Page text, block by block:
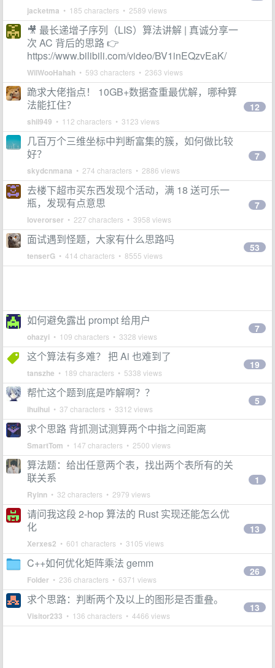
jacketma • 185 characters • 2589 views
🎥 最长递增子序列（LIS）算法讲解 | 真诚分享一
次 AC 背后的思路 👉
https://www.bilibili.com/video/BV1inEQzvEaK/
WilWooHahah • 593 characters • 2363 views
跪求大佬指点！ 10GB+数据查重最优解，哪种算
法能扛住？
shil949 • 112 characters • 3123 views
12
几百万个三维坐标中判断富集的簇，如何做比较
好？
skydcnmana • 274 characters • 2886 views
7
去楼下超市买东西发现个活动，满 18 送可乐一
瓶，发现有点意思
loverorser • 227 characters • 3958 views
7
面试遇到怪题，大家有什么思路吗
tenserG • 414 characters • 8555 views
53
如何避免露出 prompt 给用户
ohazyi • 109 characters • 3328 views
7
这个算法有多难？ 把 Ai 也难到了
tanszhe • 189 characters • 5338 views
19
帮忙这个题到底是咋解啊？？
ihuihui • 37 characters • 3312 views
5
求个思路 背抓测试测算两个中指之间距离
SmartTom • 147 characters • 2500 views
算法题：给出任意两个表，找出两个表所有的关
联关系
Ryinn • 32 characters • 2979 views
1
请问我这段 2-hop 算法的 Rust 实现还能怎么优
化
Xerxes2 • 601 characters • 3105 views
13
C++如何优化矩阵乘法 gemm
Folder • 236 characters • 6371 views
26
求个思路：判断两个及以上的图形是否重叠。
Visitor233 • 136 characters • 4466 views
13